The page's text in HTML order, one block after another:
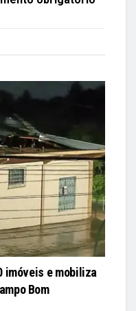
imóveis e mobiliza
Bom